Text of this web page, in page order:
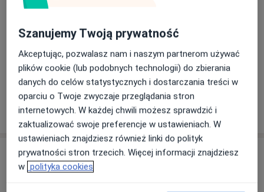
Ubezpieczenia - brak akceptowanych
Ten specjalista przyjmuje wyłącznie pacjentów
prywatnych. Możesz opłacić wizytę samodzielnie lub
znaleźć innego specjalistę, który akceptuje Twoje
ubezpieczenie.
Szukaj specjalistów według ubezpieczenia
Opinie
Szanujemy Twoją prywatność
Akceptując, pozwalasz nam i naszym partnerom używać
plików cookie (lub podobnych technologii) do zbierania
danych do celów statystycznych i dostarczania treści w
oparciu o Twoje zwyczaje przeglądania stron
internetowych. W każdej chwili możesz sprawdzić i
zaktualizować swoje preferencje w ustawieniach. W
ustawieniach znajdziesz również linki do polityk
prywatności stron trzecich. Więcej informacji znajdziesz
w polityka cookies